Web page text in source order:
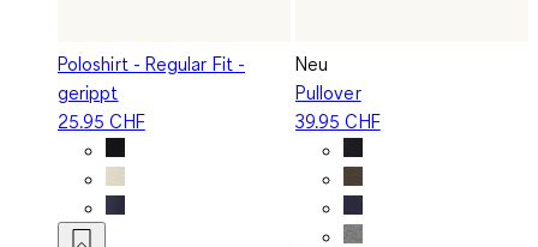
Poloshirt - Regular Fit -
gerippt
25.95 CHF
Neu
Pullover
39.95 CHF